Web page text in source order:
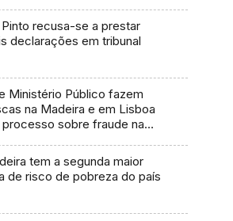
Pinto recusa-se a prestar
declarações em tribunal
Ministério Público fazem
na Madeira e em Lisboa
sobre fraude na
tem a segunda maior
de risco de pobreza do país